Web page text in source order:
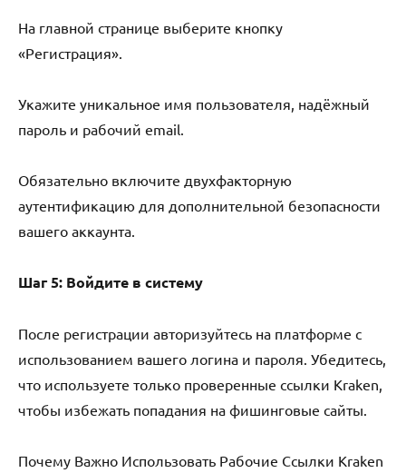
На главной странице выберите кнопку
«Регистрация».
Укажите уникальное имя пользователя, надёжный
пароль и рабочий email.
Обязательно включите двухфакторную
аутентификацию для дополнительной безопасности
вашего аккаунта.
Шаг 5: Войдите в систему
После регистрации авторизуйтесь на платформе с
использованием вашего логина и пароля. Убедитесь,
что используете только проверенные ссылки Kraken,
чтобы избежать попадания на фишинговые сайты.
Почему Важно Использовать Рабочие Ссылки Kraken